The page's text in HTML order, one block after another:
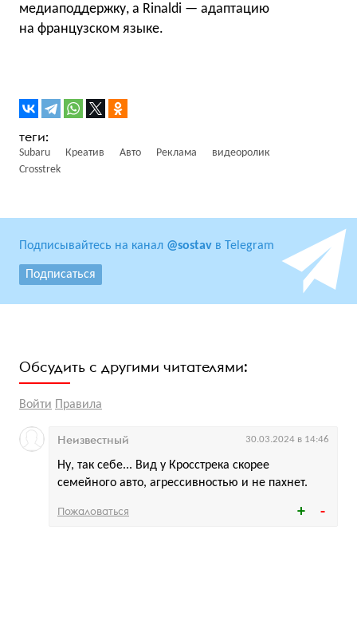
медиаподдержку, а Rinaldi — адаптацию
на французском языке.
Subaru Креатив Авто Реклама
видеоролик
Crosstrek
Подписывайтесь на канал @sostav в Telegram
Подписаться
Обсудить с другими читателями:
Войти Правила
Ну, так себе... Вид у Кросстрека скорее
семейного авто, агрессивностью и не пахнет.
Неизвестный 30.03.2024 в 14:46
Пожаловаться